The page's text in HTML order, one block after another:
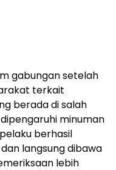
gabungan setelah
terkait
berada di salah
minuman
berhasil
langsung dibawa
lebih